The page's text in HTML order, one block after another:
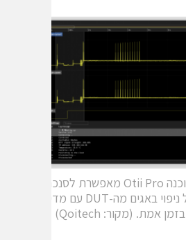
איור 1: התוכנה ‎Otii Pro‎‏ מאפשרת לסנכרן הודעות
‎UART‎‏ של ניפוי באגים מה-‎DUT‎‏ עם מדידות זרם
בזמן אמת. (מקור: ‎Qoitech‎‏)